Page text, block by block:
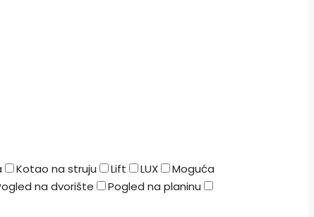
Kotao na struju Lift LUX
Moguća
na dvorište
Pogled na planinu